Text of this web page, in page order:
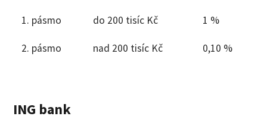
1. pásmo do 200 tisíc Kč 1 %
2. pásmo nad 200 tisíc Kč 0,10 %
ING bank